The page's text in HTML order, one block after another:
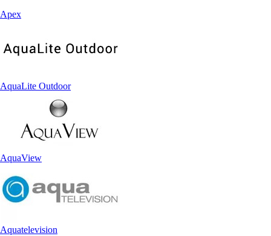
Apex
AquaLite Outdoor
AquaView
Aquatelevision